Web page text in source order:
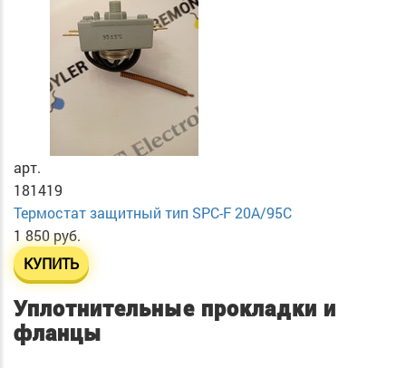
арт.
181419
Термостат защитный тип SPC-F 20A/95C
1 850 руб.
КУПИТЬ
Уплотнительные прокладки и
фланцы